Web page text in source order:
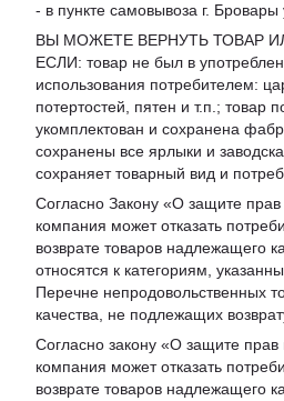
- в пункте самовывоза г. Бровары
ВЫ МОЖЕТЕ ВЕРНУТЬ ТОВАР
ЕСЛИ: товар не был в
использования потребителем:
потертостей, пятен и т.п.; товар
укомплектован и сохранена
сохранены все ярлыки и
сохраняет товарный вид и
Согласно Закону «О защите прав
компания может отказать
возврате товаров надлежащего
относятся к категориям,
Перечне непродовольственных
качества, не подлежащих
Согласно закону «О защите прав
компания может отказать
возврате товаров надлежащего